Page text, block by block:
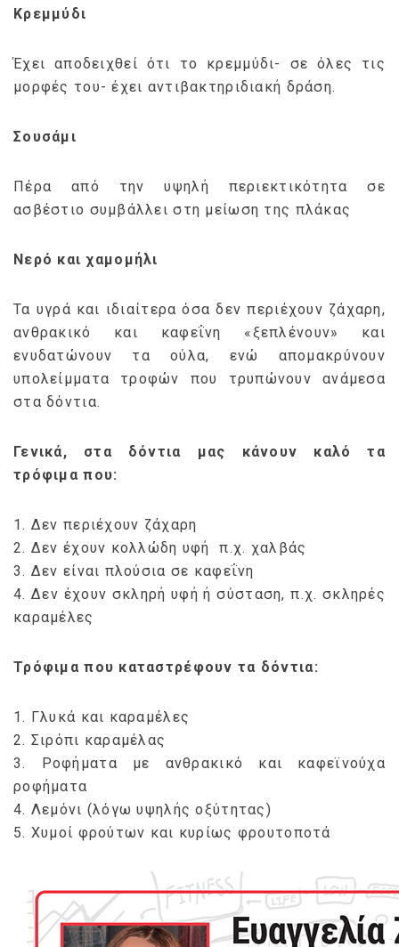
Κρεμμύδι
Έχει αποδειχθεί ότι το κρεμμύδι- σε όλες τις
μορφές του- έχει αντιβακτηριδιακή δράση.
Σουσάμι
Πέρα από την υψηλή περιεκτικότητα σε
ασβέστιο συμβάλλει στη μείωση της πλάκας
Νερό και χαμομήλι
Τα υγρά και ιδιαίτερα όσα δεν περιέχουν ζάχαρη,
ανθρακικό και καφεΐνη «ξεπλένουν» και
ενυδατώνουν τα ούλα, ενώ απομακρύνουν
υπολείμματα τροφών που τρυπώνουν ανάμεσα
στα δόντια.
Γενικά, στα δόντια μας κάνουν καλό τα
τρόφιμα που:
1. Δεν περιέχουν ζάχαρη
2. Δεν έχουν κολλώδη υφή π.χ. χαλβάς
3. Δεν είναι πλούσια σε καφεΐνη
4. Δεν έχουν σκληρή υφή ή σύσταση, π.χ. σκληρές
καραμέλες
Τρόφιμα που καταστρέφουν τα δόντια:
1. Γλυκά και καραμέλες
2. Σιρόπι καραμέλας
3. Ροφήματα με ανθρακικό και καφεϊνούχα
ροφήματα
4. Λεμόνι (λόγω υψηλής οξύτητας)
5. Χυμοί φρούτων και κυρίως φρουτοποτά